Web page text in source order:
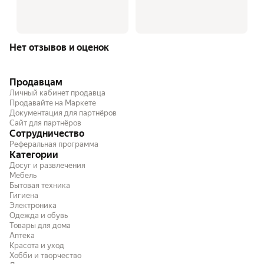
Нет отзывов и оценок
Продавцам
Личный кабинет продавца
Продавайте на Маркете
Документация для партнёров
Сайт для партнёров
Сотрудничество
Реферальная программа
Категории
Досуг и развлечения
Мебель
Бытовая техника
Гигиена
Электроника
Одежда и обувь
Товары для дома
Аптека
Красота и уход
Хобби и творчество